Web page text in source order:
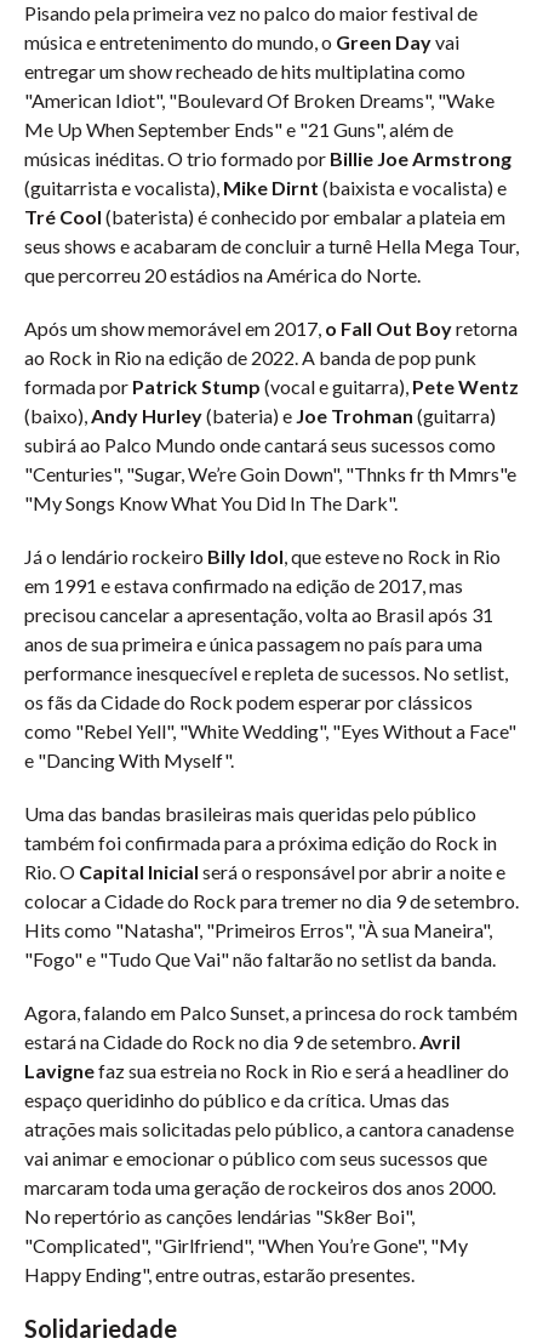
Pisando pela primeira vez no palco do maior festival de
música e entretenimento do mundo, o Green Dayvai
entregar um show recheado de hits multiplatina como
"American Idiot", "Boulevard Of Broken Dreams", "Wake
Me Up When September Ends" e "21 Guns", além de
músicas inéditas. O trio formado por Billie Joe Armstrong
(guitarrista e vocalista), Mike Dirnt (baixista e vocalista) e
Tré Cool (baterista) é conhecido por embalar a plateia em
seus shows e acabaram de concluir a turnê Hella Mega Tour,
que percorreu 20 estádios na América do Norte.
Após um show memorável em 2017, o Fall Out Boyretorna
ao Rock in Rio na edição de 2022. A banda de pop punk
formada por Patrick Stump (vocal e guitarra), Pete Wentz
(baixo),Andy Hurley(bateria) e Joe Trohman (guitarra)
subirá ao Palco Mundo onde cantará seus sucessos como
"Centuries", "Sugar, We’re Goin Down", "Thnks fr th Mmrs"e
"My Songs Know What You Did In The Dark".
Já o lendário rockeiro Billy Idol, que esteve no Rock in Rio
em 1991 e estava confirmado na edição de 2017, mas
precisou cancelar a apresentação, volta ao Brasil após 31
anos de sua primeira e única passagem no país para uma
performance inesquecível e repleta de sucessos. No setlist,
os fãs da Cidade do Rock podem esperar por clássicos
como "Rebel Yell", "White Wedding", "Eyes Without a Face"
e "Dancing With Myself".
Uma das bandas brasileiras mais queridas pelo público
também foi confirmada para a próxima edição do Rock in
Rio. O Capital Inicial será o responsável por abrir a noite e
colocar a Cidade do Rock para tremer no dia 9 de setembro.
Hits como "Natasha", "Primeiros Erros", "À sua Maneira",
"Fogo" e "Tudo Que Vai" não faltarão no setlist da banda.
Agora, falando em Palco Sunset, a princesa do rock também
estará na Cidade do Rock no dia 9 de setembro.Avril
Lavignefaz sua estreia no Rock in Rio e será a headliner do
espaço queridinho do público e da crítica. Umas das
atrações mais solicitadas pelo público, a cantora canadense
vai animar e emocionar o público com seus sucessos que
marcaram toda uma geração de rockeiros dos anos 2000.
No repertório as canções lendárias "Sk8er Boi",
"Complicated", "Girlfriend", "When You’re Gone", "My
Happy Ending", entre outras, estarão presentes.
Solidariedade